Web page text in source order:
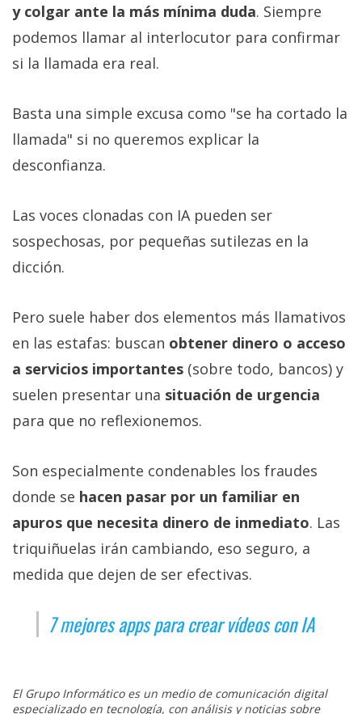
y colgar ante la más mínima duda. Siempre
podemos llamar al interlocutor para confirmar
si la llamada era real.
Basta una simple excusa como "se ha cortado la
llamada" si no queremos explicar la
desconfianza.
Las voces clonadas con IA pueden ser
sospechosas, por pequeñas sutilezas en la
dicción.
Pero suele haber dos elementos más llamativos
en las estafas: buscan obtener dinero o acceso
a servicios importantes (sobre todo, bancos) y
suelen presentar una situación de urgencia
para que no reflexionemos.
Son especialmente condenables los fraudes
donde se hacen pasar por un familiar en
apuros que necesita dinero de inmediato. Las
triquiñuelas irán cambiando, eso seguro, a
medida que dejen de ser efectivas.
7 mejores apps para crear vídeos con IA
El Grupo Informático es un medio de comunicación digital
especializado en tecnología, con análisis y noticias sobre